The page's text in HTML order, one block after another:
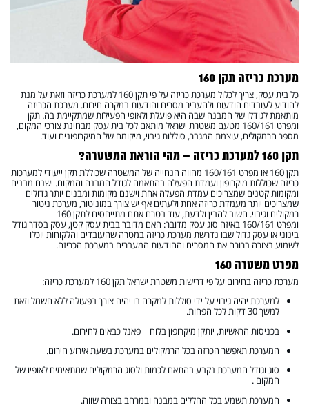
מערכת כריזה תקן 160
כל בית עסק, צריך לכלול מערכת כריזה על פי תקן 160 למערכת כריזה וזאת על מנת
להודיע לעובדים הודעות ולהעביר מסרים והודעות במקרה חירום. מערכת הכריזה
מותאמת לגודלו של המבנה שבה היא פועלת ולאופי הפעילות שמתקיימת בה. תקן
ומפרט 160/161 מטעם משטרת ישראל מותאם לכל בית עסק מבחינת צורכי המקום,
מספר הרמקולים, עוצמת המגבר, סוללות גיבוי, מיקומם של המיקרופונים ועוד.
תקן 160 למערכת כריזה – מהי הוראת המשטרה?
תקן 160 או מפרט 160/161 מהווה הנחייה של המשטרה שכוללת תקן ייעודי למערכות
כריזה שכוללות מיקרופון ועמדת הפעלה בהתאמה לגודל המבנה והמקום. ישנם מבנים
ומקומות קטנים שמצריכים עמדת הפעלה אחת וישנם מקומות ומבנים יותר גדולים
שמצריכים יותר מעמדת כריזה אחת ולעתים אף יש צורך במוניטור, מערכת ניטור
רמקולים וגיבוי. חשוב להבין ולדעת, עוד בטרם אתם מתייחסים לתקן 160
ומפרט 160/161 באיזה סוג עסק מדובר: האם מדובר בבית עסק קטן, עסק בסדר גודל
בינוני או עסק גדול שבו נדרשת מערכת כריזה במטרה שהעובדים והלקוחות יוכלו
לשמוע בצורה ברורה את המסרים וההודעות המעברים במערכת הכריזה.
מפרט משטרה 160
מערכת כריזה בחירום על פי דרישות משטרת ישראל תקן 160 למערכת כריזה:
למערכת יהיה גיבוי על ידי סוללות למקרה בו יהיה צורך בפעולה ללא חשמל וזאת
למשך 30 דקות לכל הפחות.
בכניסות הראשיות, יותקן מיקרופון בלוח – פאנל כבאים לחירום.
המערכת תאפשר הכרזה בכל הרמקולים במערכת בשעת אירוע חירום.
סוג וגודל המערכת נקבע בהתאם לכמות ולסוג הרמקולים שמתאימים לאופיו של
המקום .
המערכת תשמע בכל החללים במבנה ובמרחב בצורה שווה.